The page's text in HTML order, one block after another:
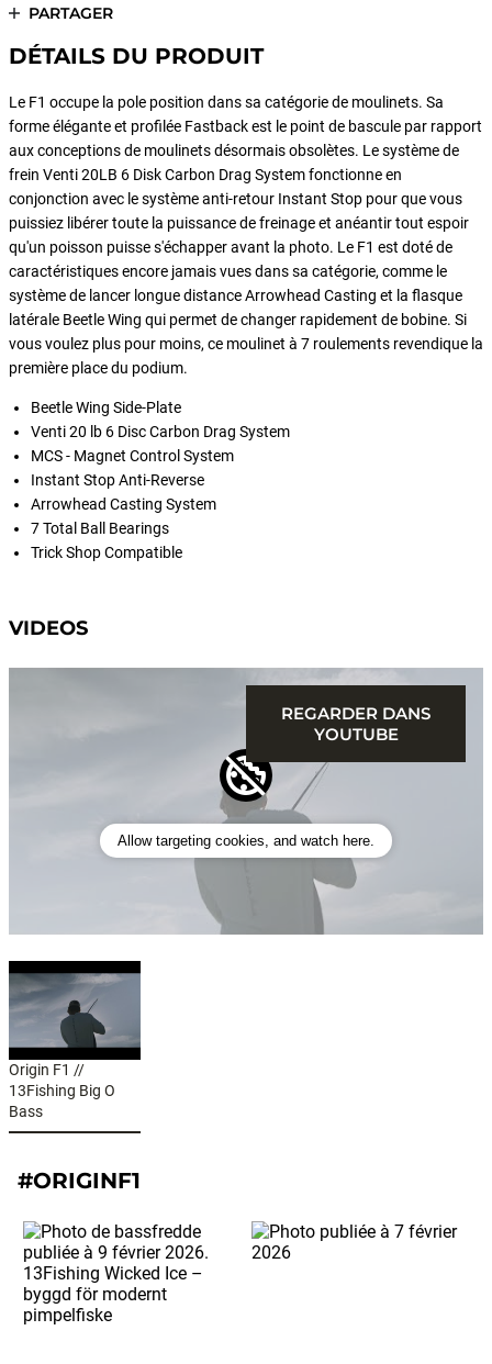
PARTAGER
DÉTAILS DU PRODUIT
Le F1 occupe la pole position dans sa catégorie de moulinets. Sa
forme élégante et profilée Fastback est le point de bascule par rapport
aux conceptions de moulinets désormais obsolètes. Le système de
frein Venti 20LB 6 Disk Carbon Drag System fonctionne en
conjonction avec le système anti-retour Instant Stop pour que vous
puissiez libérer toute la puissance de freinage et anéantir tout espoir
qu'un poisson puisse s'échapper avant la photo. Le F1 est doté de
caractéristiques encore jamais vues dans sa catégorie, comme le
système de lancer longue distance Arrowhead Casting et la flasque
latérale Beetle Wing qui permet de changer rapidement de bobine. Si
vous voulez plus pour moins, ce moulinet à 7 roulements revendique la
première place du podium.
Beetle Wing Side-Plate
Venti 20 lb 6 Disc Carbon Drag System
MCS - Magnet Control System
Instant Stop Anti-Reverse
Arrowhead Casting System
7 Total Ball Bearings
Trick Shop Compatible
VIDEOS
Allow targeting cookies, and watch here.
REGARDER DANS
YOUTUBE
Origin F1 //
13Fishing Big O
Bass
#ORIGINF1